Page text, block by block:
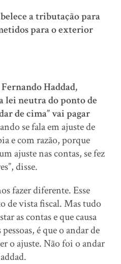
a tributação para
para o exterior
Haddad,
lei neutra do ponto de
de cima” vai pagar
se fala em ajuste de
e com razão, porque
ajuste nas contas, se fez
disse.
fazer diferente. Esse
de vista fiscal. Mas tudo
as contas e que causa
é que o andar de
o ajuste. Não foi o andar